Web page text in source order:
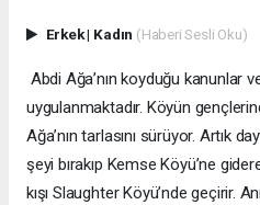
Erkek| Kadın (Haberi Sesli Oku)
Abdi Ağa’nın koyduğu kanunlar
uygulanmaktadır. Köyün
Ağa’nın tarlasını sürüyor. Artık
şeyi bırakıp Kemse Köyü’ne
kışı Slaughter Köyü’nde geçirir.